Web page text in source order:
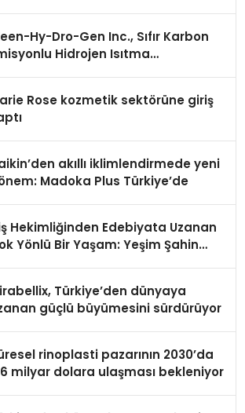
Hy-Dro-Gen Inc., Sıfır Karbon
Hidrojen Isıtma
Rose kozmetik sektörüne giriş
akıllı iklimlendirmede yeni
Madoka Plus Türkiye’de
Hekimliğinden Edebiyata Uzanan
Yönlü Bir Yaşam: Yeşim Şahin
Türkiye’den dünyaya
güçlü büyümesini sürdürüyor
rinoplasti pazarının 2030’da
milyar dolara ulaşması bekleniyor